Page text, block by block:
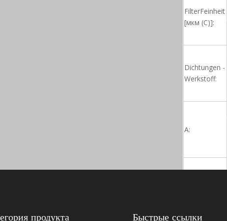
FilterFeinheit
[мкм (C)]:
Dichtungen -
Werkstoff:
A:
C:
продукта Быстрые ссылки